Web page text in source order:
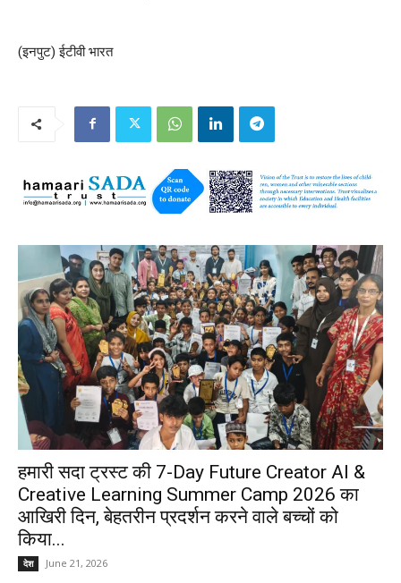
(इनपुट) ईटीवी भारत
हमारी सदा ट्रस्ट की 7-Day Future Creator AI &
Creative Learning Summer Camp 2026 का
आखिरी दिन, बेहतरीन प्रदर्शन करने वाले बच्चों को
किया...
देश June 21, 2026